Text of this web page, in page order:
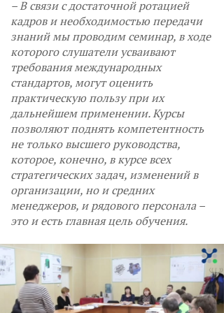
– В связи с достаточной ротацией
кадров и необходимостью передачи
знаний мы проводим семинар, в ходе
которого слушатели усваивают
требования международных
стандартов, могут оценить
практическую пользу при их
дальнейшем применении. Курсы
позволяют поднять компетентность
не только высшего руководства,
которое, конечно, в курсе всех
стратегических задач, изменений в
организации, но и средних
менеджеров, и рядового персонала –
это и есть главная цель обучения.